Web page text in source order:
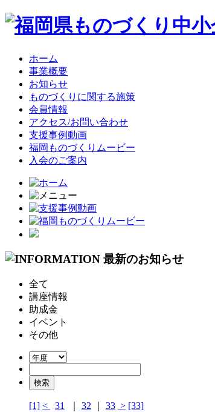
ホーム
事業概要
お知らせ
ものづくりに関する施策
会員情報
アクセス/お問い合わせ
支援事例動画
福岡ものづくりムービー
入会のご案内
全て
講座情報
助成金
イベント
その他
[1] < 31 32 33 > [33]